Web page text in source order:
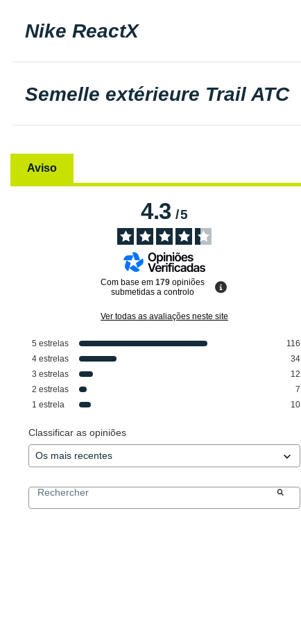
Nike ReactX
Semelle extérieure Trail ATC
Aviso
4.3/5
Com base em179 opiniões
submetidas a controlo
Ver todas as avaliações neste site
5 estrelas
116
4 estrelas
34
3 estrelas
12
2 estrelas
7
1 estrela 10
Classificar as opiniões